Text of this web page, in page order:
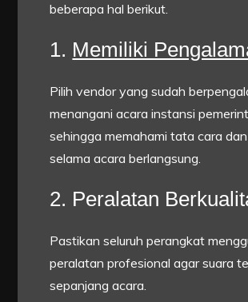
beberapa hal berikut.
1. Memiliki
Pilih vendor yang sudah
menangani acara instansi
sehingga memahami tata cara
selama acara berlangsung.
2. Peralatan
Pastikan seluruh perangkat
peralatan profesional agar suara
sepanjang acara.